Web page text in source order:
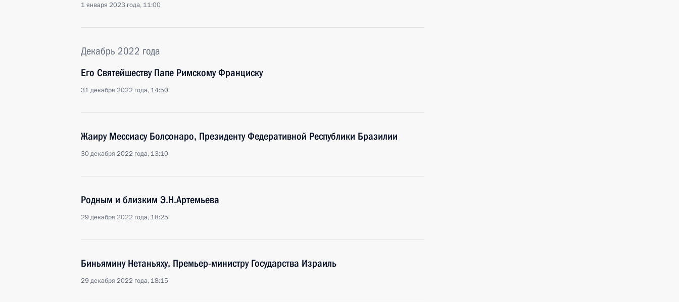
1 января 2023 года, 11:00
Декабрь 2022 года
Его Святейшеству Папе Римскому Франциску
31 декабря 2022 года, 14:50
Жаиру Мессиасу Болсонаро, Президенту Федеративной Республики Бразилии
30 декабря 2022 года, 13:10
Родным и близким Э.Н.Артемьева
29 декабря 2022 года, 18:25
Биньямину Нетаньяху, Премьер-министру Государства Израиль
29 декабря 2022 года, 18:15